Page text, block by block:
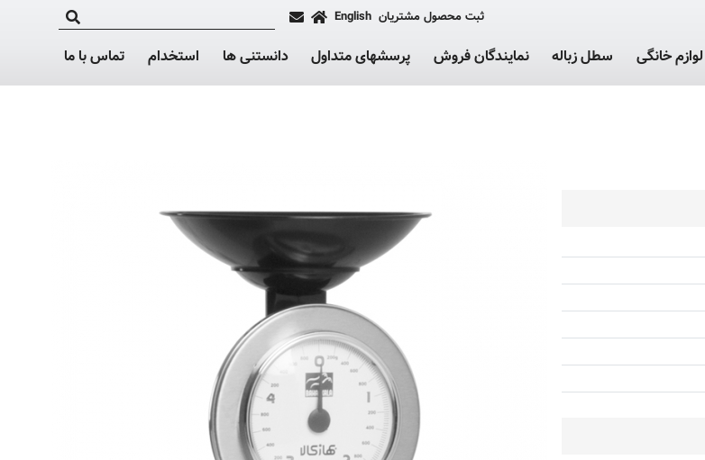
ثبت محصول مشتریان English
لوازم خانگی سطل زباله نمایندگان فروش پرسشهای متداول دانستنی ها استخدام تماس با ما